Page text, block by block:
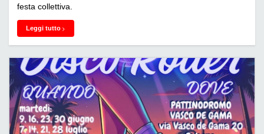
festa collettiva.
Leggi tutto